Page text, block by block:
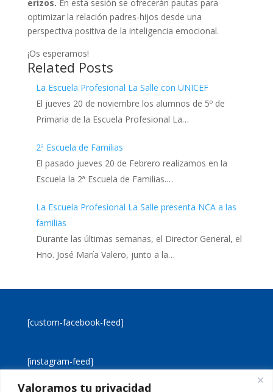
Valoramos tu privacidad
erizos. En esta sesión se ofrecerán pautas para
optimizar la relación padres-hijos desde una
perspectiva positiva de la inteligencia emocional.
¡Os esperamos!
Related Posts
La Escuela Profesional La Salle con UNICEF
El jueves 20 de noviembre los alumnos de 5º de
Primaria de la Escuela Profesional La…
2ª Escuela de Familias
El pasado jueves 20 de Febrero realizamos en la
Escuela la 2ª Escuela de Familias.…
La Escuela Profesional La Salle presenta NCA a las
familias
Durante las últimas semanas, el Director General, el
Hno. José María Valero, junto a la…
[custom-facebook-feed]
[instagram-feed]